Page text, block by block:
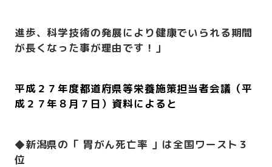
進歩、科学技術の発展により健康でいられる期間
が長くなった事が理由です！」
平成２７年度都道府県等栄養施策担当者会議（平
成２７年８月７日）資料によると
◆新潟県の「 胃がん死亡率 」は全国ワースト３
位